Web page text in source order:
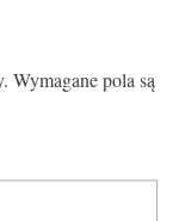
Wymagane pola są